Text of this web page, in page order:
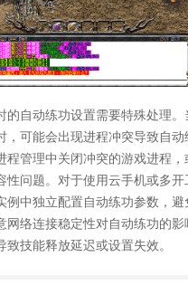
的自动练功设置需要特殊处理。
，可能会出现进程冲突导致自动
程管理中关闭冲突的游戏进程，
性问题。对于使用云手机或多开
例中独立配置自动练功参数，避
网络连接稳定性对自动练功的影
致技能释放延迟或设置失效。